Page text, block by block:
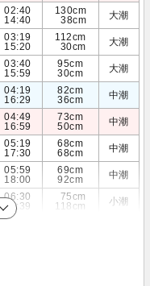
02:40
14:40
130cm
38cm
大潮
03:19
15:20
112cm
30cm
大潮
03:40
15:59
95cm
30cm
大潮
04:19
16:29
82cm
36cm
中潮
04:49
16:59
73cm
50cm
中潮
05:19
17:30
68cm
68cm
中潮
05:59
18:00
69cm
92cm
中潮
06:30
18:39
75cm
118cm
小潮